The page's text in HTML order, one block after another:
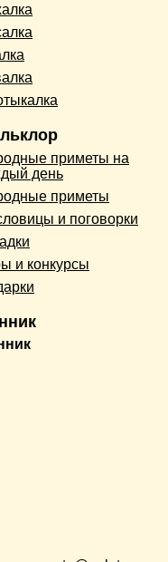
приметы на
день
приметы
и поговорки
и конкурсы